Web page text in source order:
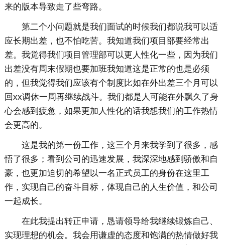
来的版本导致走了些弯路。
第二个小问题就是我们面试的时候我们都说我可以适
应长期出差，也不怕吃苦。我知道我们项目部要经常出
差。我觉得我们项目管理部可以更人性化一些，因为我们
出差没有周末假期也要加班我知道这是正常的也是必须
的，但我觉得我们应该有个制度比如在外出差三个月可以
回xx调休一周再继续战斗。我们都是人可能在外飘久了身
心会感到疲惫，如果更加人性化的话我想我们的工作热情
会更高的。
这是我的第一份工作，这三个月来我学到了很多，感
悟了很多；看到公司的迅速发展，我深深地感到骄傲和自
豪，也更加迫切的希望以一名正式员工的身份在这里工
作，实现自己的奋斗目标，体现自己的人生价值，和公司
一起成长。
在此我提出转正申请，恳请领导给我继续锻炼自己、
实现理想的机会。我会用谦虚的态度和饱满的热情做好我